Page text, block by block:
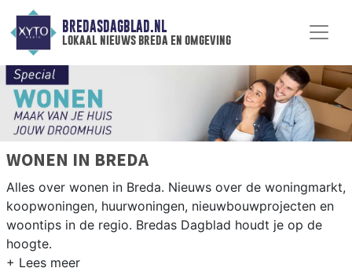
BREDASDAGBLAD.NL
lokaal nieuws breda en omgeving
WONEN IN BREDA
Alles over wonen in Breda. Nieuws over de woningmarkt,
koopwoningen, huurwoningen, nieuwbouwprojecten en
woontips in de regio. Bredas Dagblad houdt je op de
hoogte.